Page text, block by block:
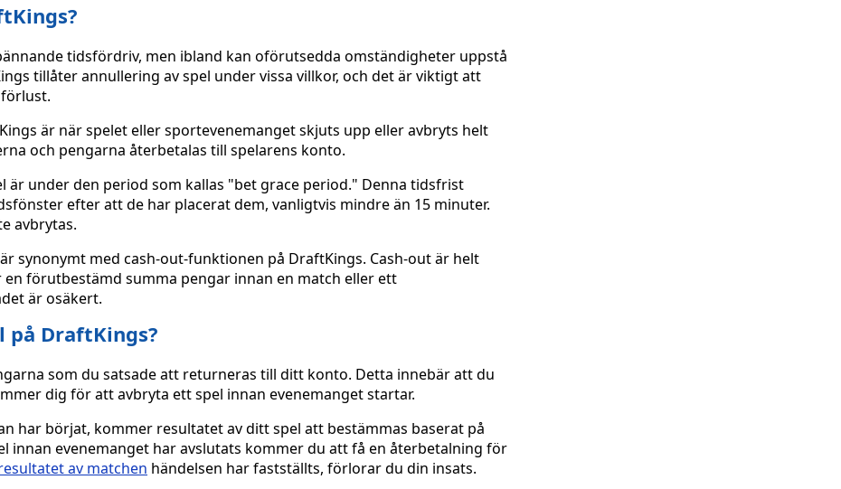
tidsfördriv, men ibland kan oförutsedda omständigheter uppstå
tillåter annullering av spel under vissa villkor, och det är viktigt att
är när spelet eller sportevenemanget skjuts upp eller avbryts helt
och pengarna återbetalas till spelarens konto.
under den period som kallas "bet grace period." Denna tidsfrist
efter att de har placerat dem, vanligtvis mindre än 15 minuter.
avbrytas.
synonymt med cash-out-funktionen på DraftKings. Cash-out är helt
förutbestämd summa pengar innan en match eller ett
är osäkert.
på DraftKings?
som du satsade att returneras till ditt konto. Detta innebär att du
dig för att avbryta ett spel innan evenemanget startar.
har börjat, kommer resultatet av ditt spel att bestämmas baserat på
innan evenemanget har avslutats kommer du att få en återbetalning för
av matchen händelsen har fastställts, förlorar du din insats.